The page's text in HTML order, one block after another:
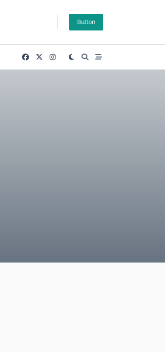
Button